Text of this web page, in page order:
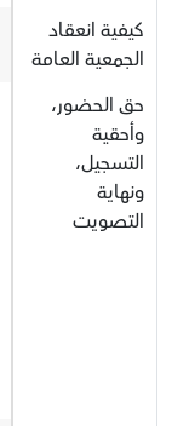
كيفية انعقاد
الجمعية العامة
حق الحضور،
وأحقية
التسجيل،
ونهاية
التصويت